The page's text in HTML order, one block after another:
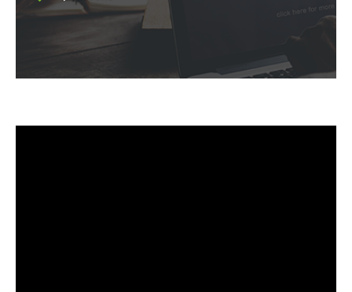
Syfon w zestawie:Space Saving (oszczędzający miejsce)
5905358233269